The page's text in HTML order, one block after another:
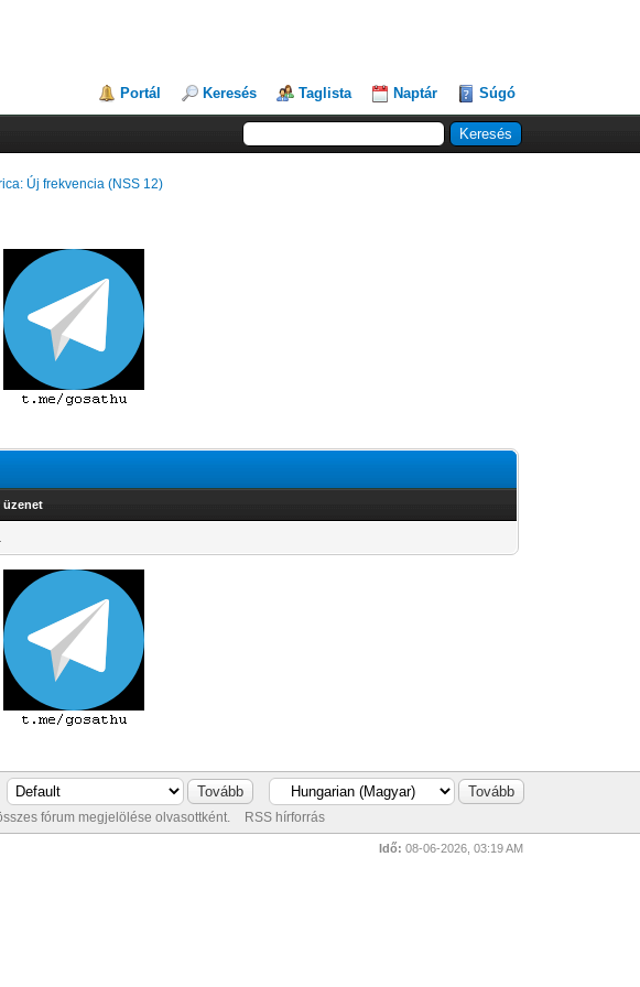
Portál Keresés Taglista Naptár Súgó
Új frekvencia (NSS 12)
üzenet
fórum megjelölése olvasottként. RSS hírforrás
Idő: 08-06-2026, 03:19 AM